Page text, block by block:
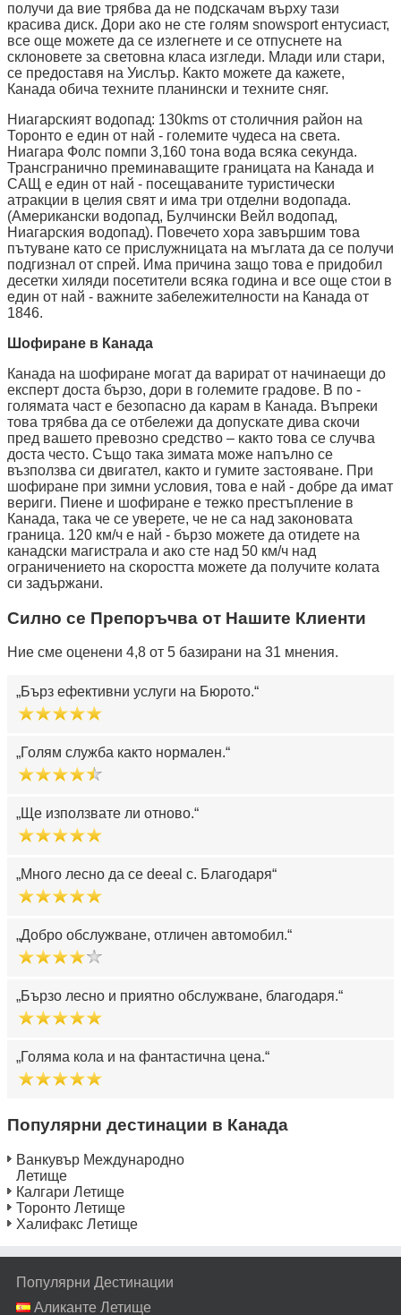
получи да вие трябва да не подскачам върху тази
красива диск. Дори ако не сте голям snowsport ентусиаст,
все още можете да се излегнете и се отпуснете на
склоновете за световна класа изгледи. Млади или стари,
се предоставя на Уислър. Както можете да кажете,
Канада обича техните планински и техните сняг.
Ниагарският водопад: 130kms от столичния район на
Торонто е един от най - големите чудеса на света.
Ниагара Фолс помпи 3,160 тона вода всяка секунда.
Трансгранично преминаващите границата на Канада и
САЩ е един от най - посещаваните туристически
атракции в целия свят и има три отделни водопада.
(Американски водопад, Булчински Вейл водопад,
Ниагарския водопад). Повечето хора завършим това
пътуване като се прислужницата на мъглата да се получи
подгизнал от спрей. Има причина защо това е придобил
десетки хиляди посетители всяка година и все още стои в
един от най - важните забележителности на Канада от
1846.
Шофиране в Канада
Канада на шофиране могат да варират от начинаещи до
експерт доста бързо, дори в големите градове. В по -
голямата част е безопасно да карам в Канада. Въпреки
това трябва да се отбележи да допускате дива скочи
пред вашето превозно средство – както това се случва
доста често. Също така зимата може напълно се
възползва си двигател, както и гумите застояване. При
шофиране при зимни условия, това е най - добре да имат
вериги. Пиене и шофиране е тежко престъпление в
Канада, така че се уверете, че не са над законовата
граница. 120 км/ч е най - бързо можете да отидете на
канадски магистрала и ако сте над 50 км/ч над
ограничението на скоростта можете да получите колата
си задържани.
Силно се Препоръчва от Нашите Клиенти
Ние сме оценени 4,8 от 5 базирани на 31 мнения.
Бърз ефективни услуги на Бюрото.
Голям служба както нормален.
Ще използвате ли отново.
Много лесно да се deeal с. Благодаря
Добро обслужване, отличен автомобил.
Бързо лесно и приятно обслужване, благодаря.
Голяма кола и на фантастична цена.
Популярни дестинации в Канада
Ванкувър Международно
Летище
Калгари Летище
Торонто Летище
Халифакс Летище
Популярни Дестинации
Аликанте Летище